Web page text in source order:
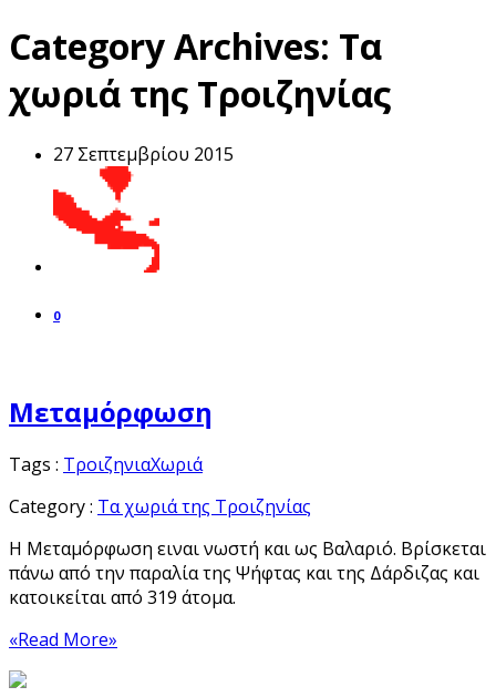
Category Archives: Τα
χωριά της Τροιζηνίας
27 Σεπτεμβρίου 2015
0
Μεταμόρφωση
Tags : ΤροιζηνιαΧωριά
Category : Τα χωριά της Τροιζηνίας
Η Μεταμόρφωση ειναι νωστή και ως Βαλαριό. Βρίσκεται
πάνω από την παραλία της Ψήφτας και της Δάρδιζας και
κατοικείται από 319 άτομα.
«Read More»